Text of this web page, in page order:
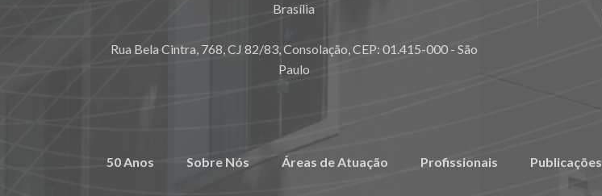
Brasília
Rua Bela Cintra, 768, CJ 82/83, Consolação, CEP: 01.415-000 - São
Paulo
50 Anos Sobre Nós Áreas de Atuação Profissionais Publicações